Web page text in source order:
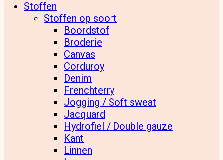
Stoffen
Stoffen op soort
Boordstof
Broderie
Canvas
Corduroy
Denim
Frenchterry
Jogging / Soft sweat
Jacquard
Hydrofiel / Double gauze
Kant
Linnen